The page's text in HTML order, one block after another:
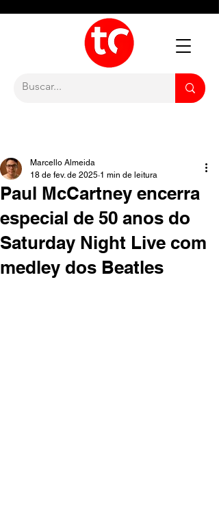
Paul McCartney encerra
especial de 50 anos do
Saturday Night Live com
medley dos Beatles
Marcello Almeida
18 de fev. de 2025 1 min de leitura